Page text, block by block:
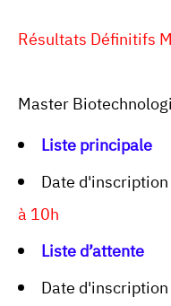
Résultats Définitifs
Master
Liste principale
Date d'inscription
à 10h
Liste d’attente
Date d'inscription